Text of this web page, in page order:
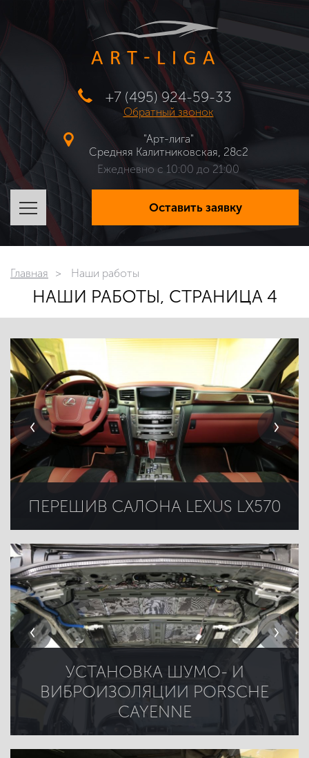
+7 (495) 924-59-33
Обратный звонок
"Арт-лига"
Средняя Калитниковская, 28с2
Ежедневно с 10:00 до 21:00
Оставить заявку
Главная Наши работы
НАШИ РАБОТЫ, СТРАНИЦА 4
ПЕРЕШИВ САЛОНА LEXUS LX570
УСТАНОВКА ШУМО- И
ВИБРОИЗОЛЯЦИИ PORSCHE
CAYENNE